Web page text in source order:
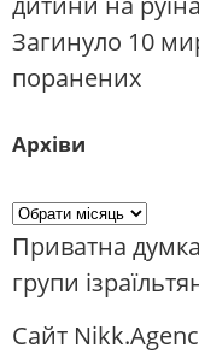
Загинуло 10
поранених
Архіви
Приватна думка
групи
Сайт